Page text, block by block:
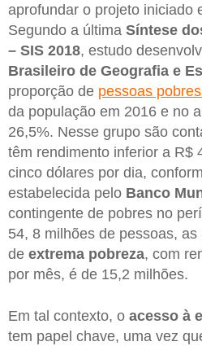
aprofundar o projeto iniciado
Segundo a última Síntese
– SIS 2018, estudo
Brasileiro de Geografia e
proporção de pessoas
da população em 2016 e no
26,5%. Nesse grupo são
têm rendimento inferior a R$
cinco dólares por dia,
estabelecida pelo Banco
contingente de pobres no
54, 8 milhões de pessoas,
de extrema pobreza, com
por mês, é de 15,2 milhões.
Em tal contexto, o acesso à
tem papel chave, uma vez